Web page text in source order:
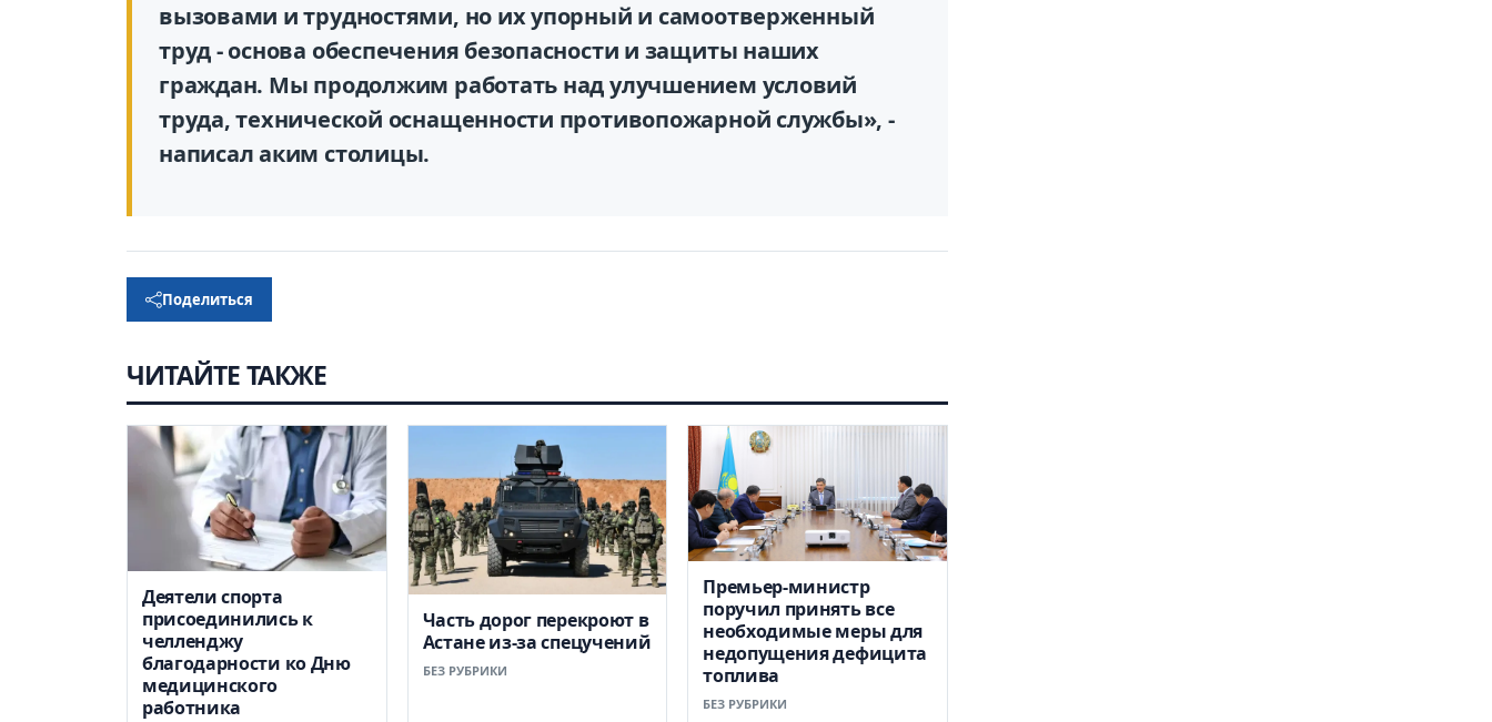
вызовами и трудностями, но их упорный и самоотверженный
труд - основа обеспечения безопасности и защиты наших
граждан. Мы продолжим работать над улучшением условий
труда, технической оснащенности противопожарной службы», -
написал аким столицы.
Поделиться
ЧИТАЙТЕ ТАКЖЕ
Деятели спорта
присоединились к
челленджу
благодарности ко Дню
медицинского
работника
Часть дорог перекроют в
Астане из-за спецучений
БЕЗ РУБРИКИ
Премьер-министр
поручил принять все
необходимые меры для
недопущения дефицита
топлива
БЕЗ РУБРИКИ